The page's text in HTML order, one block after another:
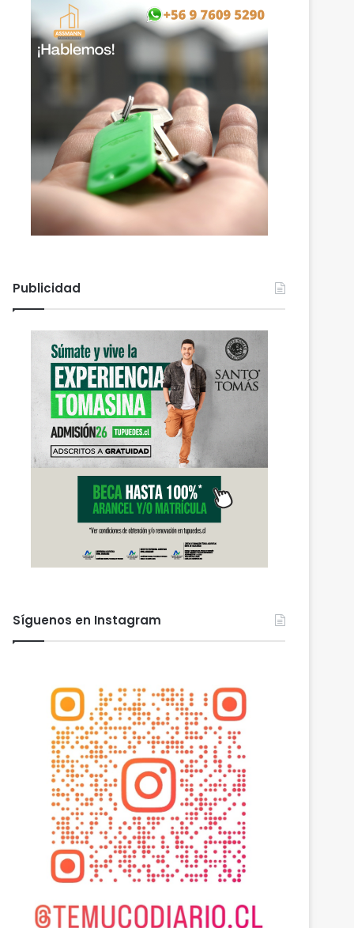
Actualidad
Desborde del río
aisladas a miles de
viviendas bajo el agua
Cámaras municipales de Temuco detectaron la comercialización de tonelada y media de mercadería asiática ilegal
agosto 6, 2026
Empresarios de Angol donan cuatro hectáreas para apoyar reubicación de familias afectadas por inundaciones
agosto 6, 2026
Publicidad
Síguenos en Instagram